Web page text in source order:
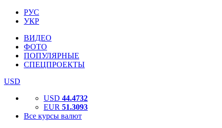
РУС
УКР
ВИДЕО
ФОТО
ПОПУЛЯРНЫЕ
СПЕЦПРОЕКТЫ
USD
USD 44.4732
EUR 51.3093
Все курсы валют